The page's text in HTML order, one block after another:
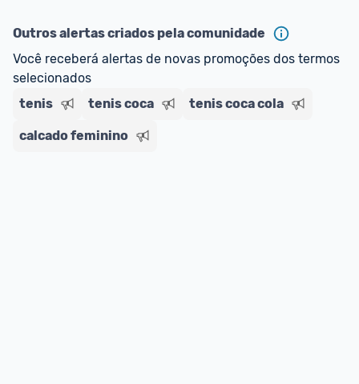
E lembre-se: você sempre pode contar ajuda da
comunidade para tirar dúvidas ou acionar os
nossos Admins marcando
comentário ou através do
Fale com o Promobit.
Outros alertas criados pela comunidade
Você receberá alertas de novas promoções dos termos
selecionados
tenis
tenis coca tenis coca cola
calcado feminino